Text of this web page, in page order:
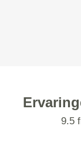
9.5